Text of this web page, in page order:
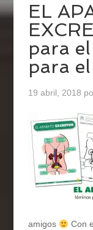
EL
para
para
19 abril, 2018
amigos
Con